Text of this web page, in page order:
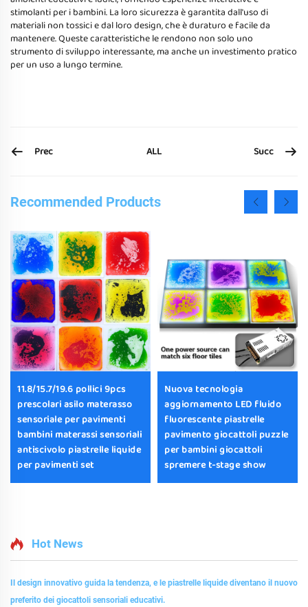
stimolanti per i bambini. La loro sicurezza è garantita dall'uso di
materiali non tossici e dal loro design, che è duraturo e facile da
mantenere. Queste caratteristiche le rendono non solo uno
strumento di sviluppo interessante, ma anche un investimento pratico
per un uso a lungo termine.
Prec ALL Succ
Recommended Products
11.8/15.7/19.6 pollici 9pcs
prescolari asilo materasso
sensoriale per pavimenti
bambini materassi sensoriali
antiscivolo piastrelle liquide
per pavimenti set
Nuova tecnologia
aggiornamento LED fluido
fluorescente piastrelle
pavimento giocattoli puzzle
per bambini giocattoli
spremere t-stage show
Hot News
Il design innovativo guida la tendenza, e le piastrelle liquide diventano il nuovo
preferito dei giocattoli sensoriali educativi.